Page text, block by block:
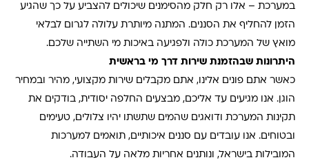
במערכת – אלו רק חלק מהסימנים שיכולים להצביע על כך שהגיע
הזמן להחליף את הסננים. המתנה מיותרת עלולה לגרום לבלאי
מואץ של המערכת כולה ולפגיעה באיכות מי השתייה שלכם.
היתרונות שבהזמנת שירות דרך מי בראשית
כאשר אתם פונים אלינו, אתם מקבלים שירות מקצועי, מהיר ובמחיר
הוגן. אנו מגיעים עד אליכם, מבצעים החלפה יסודית, בודקים את
תקינות המערכת ודואגים שהמים שתשתו יהיו צלולים, טעימים
ובטוחים. אנו עובדים עם סננים איכותיים, תואמים למערכות
המובילות בישראל, ונותנים אחריות מלאה על העבודה.